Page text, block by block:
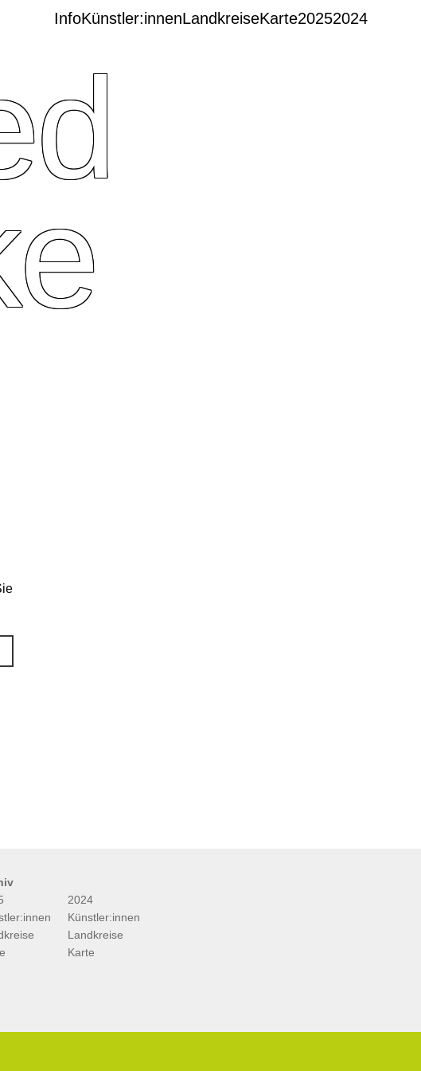
InfoKünstler:innenLandkreiseKarte20252024
2024
Künstler:innen
Landkreise
Karte